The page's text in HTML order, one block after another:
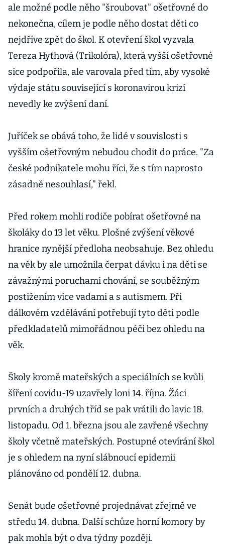
ale možné podle něho "šroubovat" ošetřovné do
nekonečna, cílem je podle něho dostat děti co
nejdříve zpět do škol. K otevření škol vyzvala
Tereza Hyťhová (Trikolóra), která vyšší ošetřovné
sice podpořila, ale varovala před tím, aby vysoké
výdaje státu související s koronavirou krizí
nevedly ke zvýšení daní.
Juříček se obává toho, že lidé v souvislosti s
vyšším ošetřovným nebudou chodit do práce. "Za
české podnikatele mohu říci, že s tím naprosto
zásadně nesouhlasí," řekl.
Před rokem mohli rodiče pobírat ošetřovné na
školáky do 13 let věku. Plošné zvýšení věkové
hranice nynější předloha neobsahuje. Bez ohledu
na věk by ale umožnila čerpat dávku i na děti se
závažnými poruchami chování, se souběžným
postižením více vadami a s autismem. Při
dálkovém vzdělávání potřebují tyto děti podle
předkladatelů mimořádnou péči bez ohledu na
věk.
Školy kromě mateřských a speciálních se kvůli
šíření covidu-19 uzavřely loni 14. října. Žáci
prvních a druhých tříd se pak vrátili do lavic 18.
listopadu. Od 1. března jsou ale zavřené všechny
školy včetně mateřských. Postupné otevírání škol
je s ohledem na nyní slábnoucí epidemii
plánováno od pondělí 12. dubna.
Senát bude ošetřovné projednávat zřejmě ve
středu 14. dubna. Další schůze horní komory by
pak mohla být o dva týdny později.